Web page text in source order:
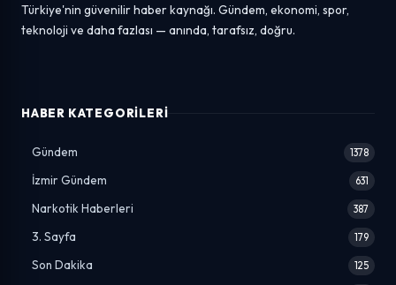
Türkiye'nin güvenilir haber kaynağı. Gündem, ekonomi, spor,
teknoloji ve daha fazlası — anında, tarafsız, doğru.
HABER KATEGORILERI
Gündem 1378
İzmir Gündem 631
Narkotik Haberleri 387
3. Sayfa 179
Son Dakika 125